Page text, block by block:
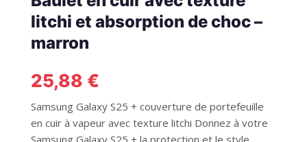
litchi et absorption de choc –
marron
25,88 €
Samsung Galaxy S25 + couverture de portefeuille
en cuir à vapeur avec texture litchi Donnez à votre
Samsung Galaxy S25 + la protection et le style